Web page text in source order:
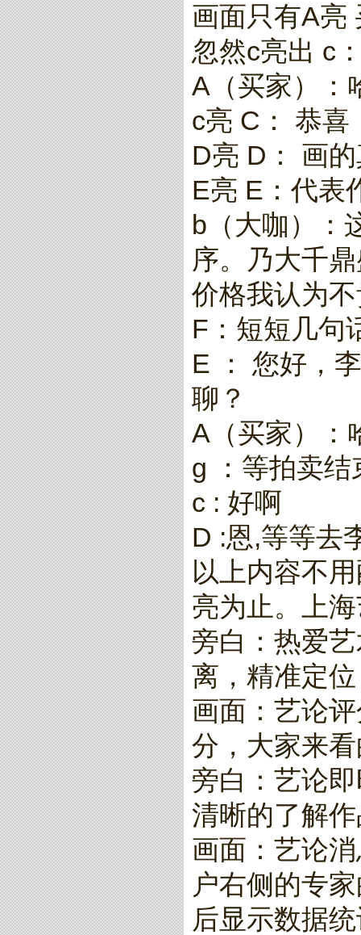
画面只有A亮
忽然c亮出 c
A（买家）：
c亮 C： 恭喜
D亮 D： 画
E亮 E：代表
b（大咖）：
序。乃大千
价格我认为
F：短短几句
E ： 您好，
聊？
A（买家）：
g ：等拍卖
c : 好啊
D :恩,等等去
以上内容不
亮为止。上
旁白：热爱
离，精准定
画面：艺论
分，大家来
旁白：艺论
清晰的了解
画面：艺论
户右侧的专
后显示数据